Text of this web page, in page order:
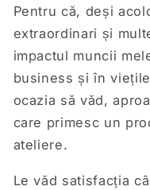
Pentru că, deși
extraordinari și
impactul muncii
business și în
ocazia să văd,
care primesc un
ateliere.
Le văd satisfacția